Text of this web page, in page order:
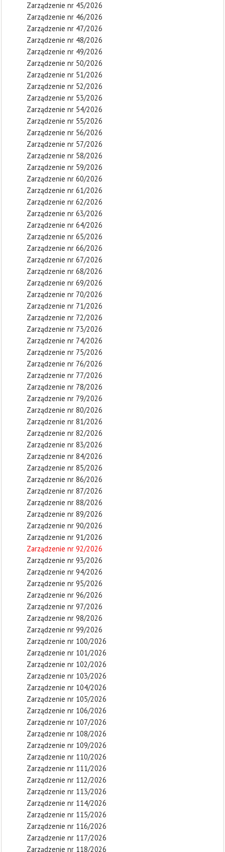
Zarządzenie nr 45/2026
Zarządzenie nr 46/2026
Zarządzenie nr 47/2026
Zarządzenie nr 48/2026
Zarządzenie nr 49/2026
Zarządzenie nr 50/2026
Zarządzenie nr 51/2026
Zarządzenie nr 52/2026
Zarządzenie nr 53/2026
Zarządzenie nr 54/2026
Zarządzenie nr 55/2026
Zarządzenie nr 56/2026
Zarządzenie nr 57/2026
Zarządzenie nr 58/2026
Zarządzenie nr 59/2026
Zarządzenie nr 60/2026
Zarządzenie nr 61/2026
Zarządzenie nr 62/2026
Zarządzenie nr 63/2026
Zarządzenie nr 64/2026
Zarządzenie nr 65/2026
Zarządzenie nr 66/2026
Zarządzenie nr 67/2026
Zarządzenie nr 68/2026
Zarządzenie nr 69/2026
Zarządzenie nr 70/2026
Zarządzenie nr 71/2026
Zarządzenie nr 72/2026
Zarządzenie nr 73/2026
Zarządzenie nr 74/2026
Zarządzenie nr 75/2026
Zarządzenie nr 76/2026
Zarządzenie nr 77/2026
Zarządzenie nr 78/2026
Zarządzenie nr 79/2026
Zarządzenie nr 80/2026
Zarządzenie nr 81/2026
Zarządzenie nr 82/2026
Zarządzenie nr 83/2026
Zarządzenie nr 84/2026
Zarządzenie nr 85/2026
Zarządzenie nr 86/2026
Zarządzenie nr 87/2026
Zarządzenie nr 88/2026
Zarządzenie nr 89/2026
Zarządzenie nr 90/2026
Zarządzenie nr 91/2026
Zarządzenie nr 92/2026
Zarządzenie nr 93/2026
Zarządzenie nr 94/2026
Zarządzenie nr 95/2026
Zarządzenie nr 96/2026
Zarządzenie nr 97/2026
Zarządzenie nr 98/2026
Zarządzenie nr 99/2026
Zarządzenie nr 100/2026
Zarządzenie nr 101/2026
Zarządzenie nr 102/2026
Zarządzenie nr 103/2026
Zarządzenie nr 104/2026
Zarządzenie nr 105/2026
Zarządzenie nr 106/2026
Zarządzenie nr 107/2026
Zarządzenie nr 108/2026
Zarządzenie nr 109/2026
Zarządzenie nr 110/2026
Zarządzenie nr 111/2026
Zarządzenie nr 112/2026
Zarządzenie nr 113/2026
Zarządzenie nr 114/2026
Zarządzenie nr 115/2026
Zarządzenie nr 116/2026
Zarządzenie nr 117/2026
Zarządzenie nr 118/2026